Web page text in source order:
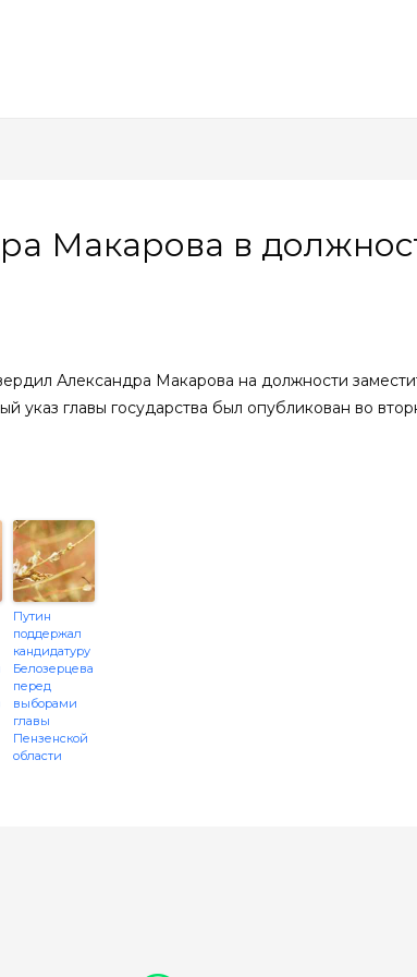
Макарова в
Александра Макарова на должности
главы государства был опубликован во
Путин
поддержал
кандидатуру
Белозерцева
перед
выборами
главы
Пензенской
области